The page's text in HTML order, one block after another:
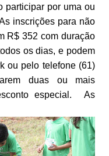
participar por uma ou
inscrições para não
R$ 352 com duração
os dias, e podem
ou pelo telefone (61)
duas ou mais
especial. As